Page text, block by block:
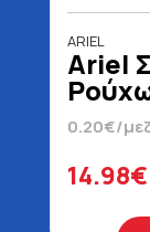
ARIEL
Ariel
4875
0.20€/
14.98€